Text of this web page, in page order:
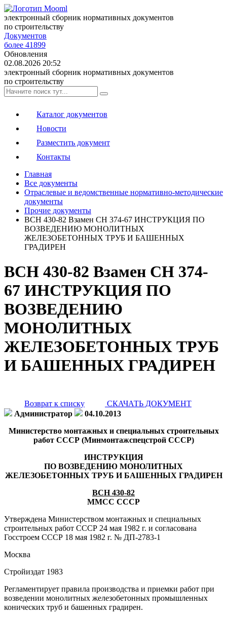
электронный сборник нормативных документов
по строительству
Документов
более 41899
Обновления
02.08.2026 20:52
электронный сборник нормативных документов
по строительству
Каталог документов
Новости
Разместить документ
Контакты
Главная
Все документы
Отраслевые и ведомственные нормативно-методические
документы
Прочие документы
ВСН 430-82 Взамен СН 374-67 ИНСТРУКЦИЯ ПО
ВОЗВЕДЕНИЮ МОНОЛИТНЫХ
ЖЕЛЕЗОБЕТОННЫХ ТРУБ И БАШЕННЫХ
ГРАДИРЕН
ВСН 430-82 Взамен СН 374-
67 ИНСТРУКЦИЯ ПО
ВОЗВЕДЕНИЮ
МОНОЛИТНЫХ
ЖЕЛЕЗОБЕТОННЫХ ТРУБ
И БАШЕННЫХ ГРАДИРЕН
Возврат к списку
СКАЧАТЬ ДОКУМЕНТ
Администратор
04.10.2013
Министерство монтажных и специальных строительных
работ СССР (Минмонтажспецстрой СССР)
ИНСТРУКЦИЯ
ПО ВОЗВЕДЕНИЮ МОНОЛИТНЫХ
ЖЕЛЕЗОБЕТОННЫХ ТРУБ И БАШЕННЫХ ГРАДИРЕН
ВСН 430-82
ММСС СССР
Утверждена Министерством монтажных и специальных
строительных работ СССР 24 мая 1982 г. и согласована
Госстроем СССР 18 мая 1982 г. № ДП-2783-1
Москва
Стройиздат 1983
Регламентирует правила производства и приемки работ при
возведении монолитных железобетонных промышленных
конических труб и башенных градирен.